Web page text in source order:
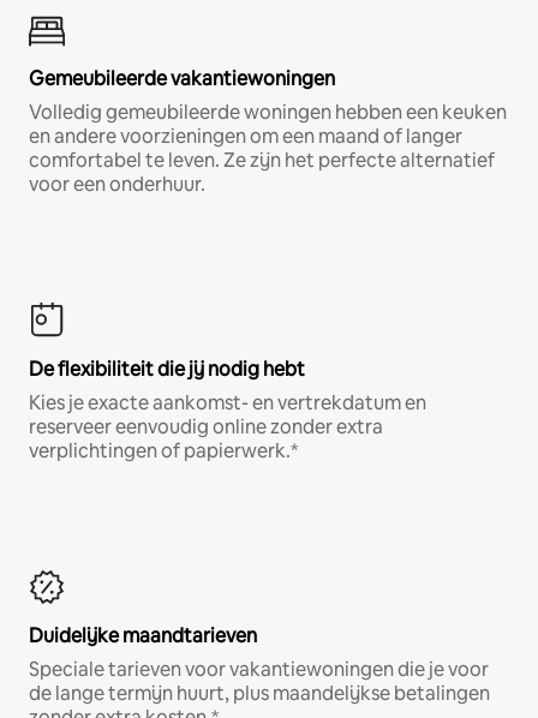
Gemeubileerde vakantiewoningen
Volledig gemeubileerde woningen hebben een keuken
en andere voorzieningen om een maand of langer
comfortabel te leven. Ze zijn het perfecte alternatief
voor een onderhuur.
De flexibiliteit die jij nodig hebt
Kies je exacte aankomst- en vertrekdatum en
reserveer eenvoudig online zonder extra
verplichtingen of papierwerk.*
Duidelijke maandtarieven
Speciale tarieven voor vakantiewoningen die je voor
de lange termijn huurt, plus maandelijkse betalingen